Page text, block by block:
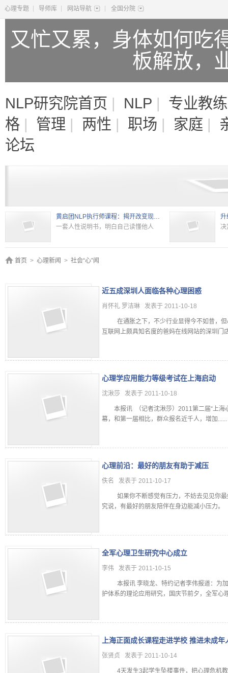
心理专题 导师库 网站导航 全国分院
又忙又累，身体如何吃
板解放，
NLP研究院首页 | NLP |
专业教练
格 | 管理 | 两性 | 职场 | 家庭 |
论坛
黄启团NLP执行师课程：揭开改变现状的秘密
一套人性说明书，明白自己读懂他人
升
决
首页 > 心理新闻 > 社会“心”闻
近五成深圳人面临各种心理困惑
肖怀礼 罗洁琳 发表于 2011-10-18
在通胀之下，不少行业显得今不如昔，但
互联网上颇具知名度的爸妈在线网站的深圳门
心理学应用能力等级考试在上海启动
沈湫莎 发表于 2011-10-18
本报讯 （记者沈湫莎）2011第二届“上海
幕，和第一届相比，群众报名近千人，增加......
心理前沿：最好的朋友有助于减压
佚名 发表于 2011-10-17
如果你不断感觉有压力，不妨去见见你最
究说，有最好的朋友陪伴在身边能减小压
全军心理卫生研究中心成立
李伟 发表于 2011-10-15
本报讯 李晓龙、特约记者李伟报道：为加
护体系的理论应用研究，国庆节前夕，全军心
上海正面成长课程走进学校 推进未成年
张贤贞 发表于 2011-10-14
4天发生3起学生坠楼事件，把心理危机教